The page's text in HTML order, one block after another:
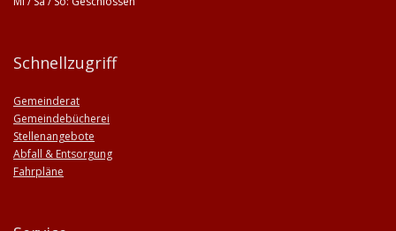
Schnellzugriff
Gemeinderat
Gemeindebücherei
Stellenangebote
Abfall & Entsorgung
Fahrpläne